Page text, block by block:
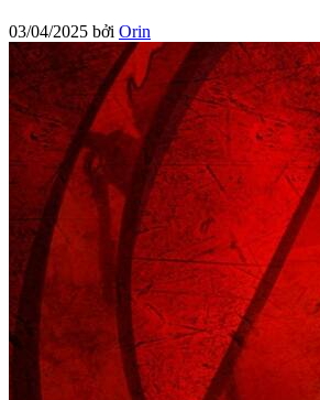
03/04/2025 bởi Orin